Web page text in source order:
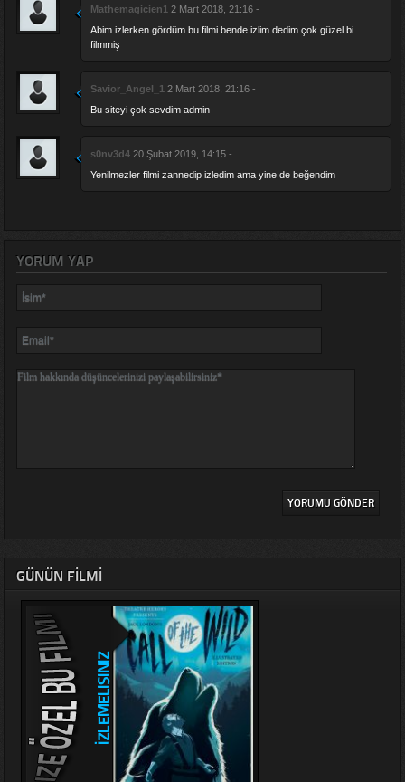
Mathemagicien1 2 Mart 2018, 21:16 -
Abim izlerken gördüm bu filmi bende izlim dedim çok güzel bi
filmmiş
Savior_Angel_1 2 Mart 2018, 21:16 -
Bu siteyi çok sevdim admin
s0nv3d4 20 Şubat 2019, 14:15 -
Yenilmezler filmi zannedip izledim ama yine de beğendim
YORUM YAP
GÜNÜN FILMI